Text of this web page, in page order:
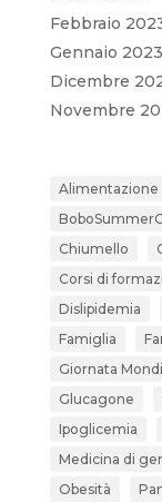
Febbraio
Gennaio 2023
Dicembre
Novembre
Alimentazione
Chiumello
Corsi di
Dislipidemia
Famiglia
Giornata
Glucagone
Ipoglicemia
Medicina di
Obesità